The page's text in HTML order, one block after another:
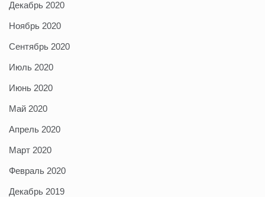
Декабрь 2020
Ноябрь 2020
Сентябрь 2020
Июль 2020
Июнь 2020
Май 2020
Апрель 2020
Март 2020
Февраль 2020
Декабрь 2019